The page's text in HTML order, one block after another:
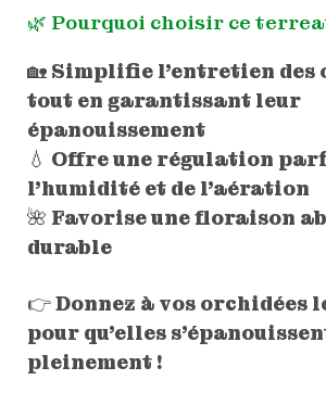
🌿 Pourquoi choisir ce
🏡 Simplifie l’entretien des
tout en garantissant leur
épanouissement
💧 Offre une régulation
l’humidité et de l’aération
🌺 Favorise une floraison
durable
👉Donnez à vos orchidées
pour qu’elles
pleinement !